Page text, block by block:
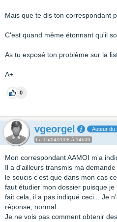
Mais que te dis ton correspondant
C'est quand même étonnant qu'il
As tu exposé ton problème sur la
A+
0
vgeorgel Auteur du
Le 15/04/2008 à 14h00
Mon correspondant AAMOI m'a
Il a d'ailleurs transmis ma
le soucis c'est que dans mon cas
faut étudier mon dossier puisque
fait cela, il a pas indiqué ceci... Je
réponse, normal...
Je ne vois pas comment obtenir